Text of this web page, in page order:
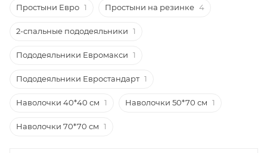
Простыни Евро 1 Простыни на резинке 4
2-спальные пододеяльники 1
Пододеяльники Евромакси 1
Пододеяльники Евростандарт 1
Наволочки 40*40 см 1 Наволочки 50*70 см 1
Наволочки 70*70 см 1